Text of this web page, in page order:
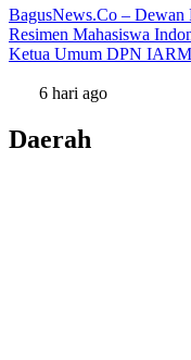
BagusNews.Co –
Resimen Mahasiswa
Ketua Umum DPN
6 hari ago
Daerah